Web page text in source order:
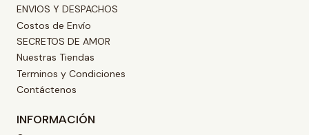
ENVIOS Y DESPACHOS
Costos de Envío
SECRETOS DE AMOR
Nuestras Tiendas
Terminos y Condiciones
Contáctenos
INFORMACIÓN